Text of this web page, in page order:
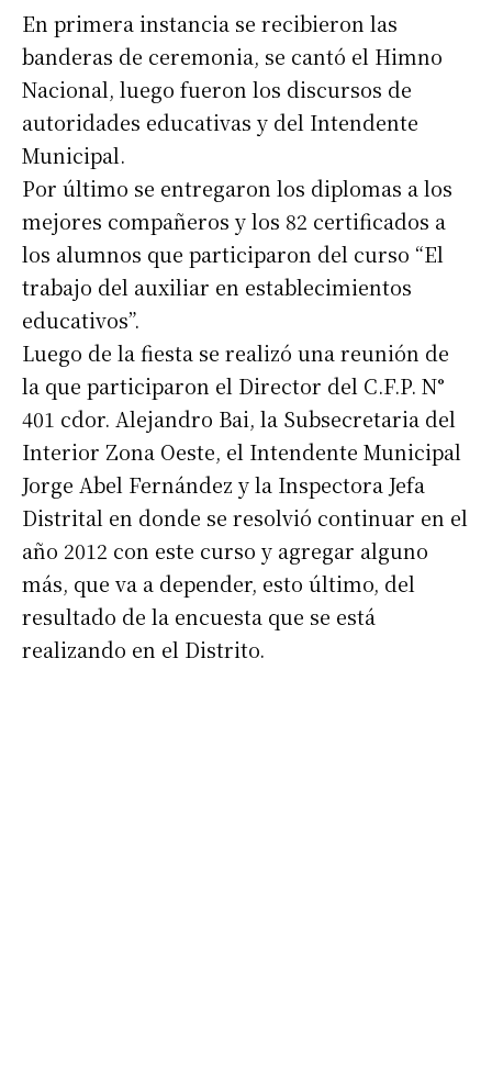
En primera instancia se recibieron las
banderas de ceremonia, se cantó el Himno
Nacional, luego fueron los discursos de
autoridades educativas y del Intendente
Municipal.
Por último se entregaron los diplomas a los
mejores compañeros y los 82 certificados a
los alumnos que participaron del curso “El
trabajo del auxiliar en establecimientos
educativos”.
Luego de la fiesta se realizó una reunión de
la que participaron el Director del C.F.P. N°
401 cdor. Alejandro Bai, la Subsecretaria del
Interior Zona Oeste, el Intendente Municipal
Jorge Abel Fernández y la Inspectora Jefa
Distrital en donde se resolvió continuar en el
año 2012 con este curso y agregar alguno
más, que va a depender, esto último, del
resultado de la encuesta que se está
realizando en el Distrito.